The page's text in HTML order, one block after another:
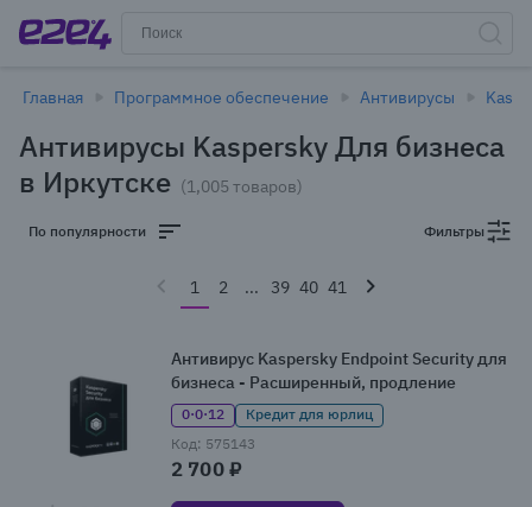
Главная Программное обеспечение Антивирусы
Антивирусы Kaspersky Для бизнеса
в Иркутске (1,005 товаров)
По популярности Фильтры
1 2 ... 39 40 41
Антивирус Kaspersky Endpoint Security для
бизнеса - Расширенный, продление
0·0·12
Кредит для юрлиц
Код: 575143
2 700 ₽